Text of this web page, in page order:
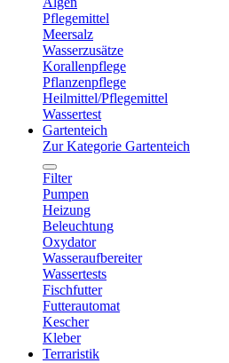
Pflegemittel
Meersalz
Wasserzusätze
Korallenpflege
Pflanzenpflege
Heilmittel/Pflegemittel
Wassertest
Gartenteich
Zur Kategorie Gartenteich
Filter
Pumpen
Heizung
Beleuchtung
Oxydator
Wasseraufbereiter
Wassertests
Fischfutter
Futterautomat
Kescher
Kleber
Terraristik